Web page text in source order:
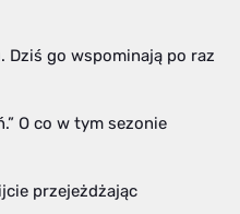
Dziś go wspominają po raz
O co w tym sezonie
przejeżdżając